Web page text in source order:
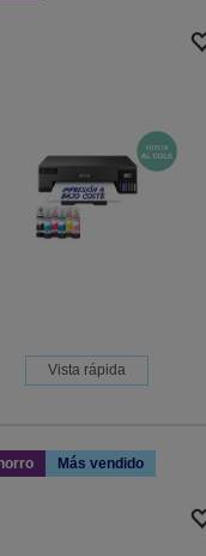
Vista rápida
Más vendido